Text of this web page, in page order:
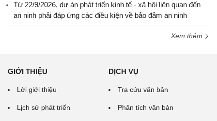
Từ 22/9/2026, dự án phát triển kinh tế - xã hội liên quan đến
an ninh phải đáp ứng các điều kiện về bảo đảm an ninh
Xem thêm
GIỚI THIỆU
Lời giới thiệu
Lịch sử phát triển
DỊCH VỤ
Tra cứu văn bản
Phân tích văn bản